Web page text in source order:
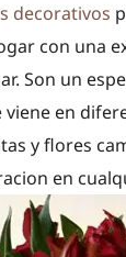
decorativos
con una
Son un
en
y flores
en